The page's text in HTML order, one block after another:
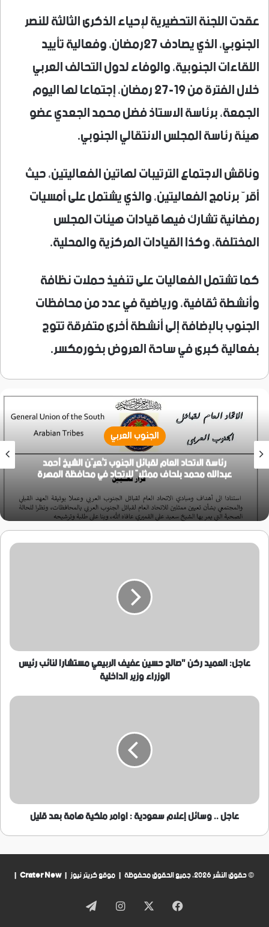
عقدت اللجنة التحضيرية لإحياء الذكرى الثالثة للنصر
الجنوبي، الذي يصادف ٢٧رمضان، وفعالية تأييد
اللقاءات الجنوبية، والوفاء لدول التحالف العربي
خلال الفترة من ١٩-٢٧ رمضان، إجتماعا لها اليوم
الجمعة، برئاسة الاستاذ فضل محمد الجعدي عضو
هيئة رئاسة المجلس الانتقالي الجنوبي.
وناقش الاجتماع الترتيبات لهاتين الفعاليتين، حيث
أقرّ برنامج الفعاليتين، والذي يشتمل على أمسيات
رمضانية تشارك فيها قيادات هيئات المجلس
المختلفة، وكذا القيادات المركزية والمحلية.
كما تشتمل الفعاليات على تنفيذ حملات نظافة
وأنشطة ثقافية، ورياضية في عدد من محافظات
الجنوب بالإضافة إلى أنشطة أخرى متفرقة تتوج
بفعالية كبرى في ساحة العروض بخورمكسر.
الجنوب العربي
رئاسة الاتحاد العام لقبائل الجنوب تُعيّن الشيخ أحمد
عبدالله محمد بلحاف ممثلاً للاتحاد في محافظة المهرة
عاجل:
لنائب
رئيس
الوزراء
الداخلية
عاجل: العميد ركن "صالح حسين عفيف الربيعي مستشارا لنائب رئيس
الوزراء وزير الداخلية
عاجل
هامة
عاجل .. وسائل إعلام سعودية : اوامر ملكية هامة بعد قليل
© حقوق النشر 2026، جميع الحقوق محفوظة | موقع كريتر نيوز | Crater New
|
فيسبوك انستقرامتيلقرام